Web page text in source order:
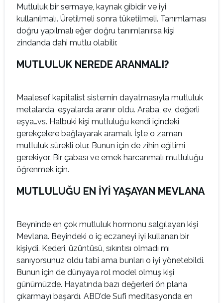
Mutluluk bir sermaye, kaynak gibidir ve iyi
kullanılmalı. Üretilmeli sonra tüketilmeli. Tanımlaması
doğru yapılmalı eğer doğru tanımlanırsa kişi
zindanda dahi mutlu olabilir.
MUTLULUK NEREDE ARANMALI?
Maalesef kapitalist sistemin dayatmasıyla mutluluk
metalarda, eşyalarda aranır oldu. Araba, ev, değerli
eşya…vs. Halbuki kişi mutluluğu kendi içindeki
gerekçelere bağlayarak aramalı. İşte o zaman
mutluluk sürekli olur. Bunun için de zihin eğitimi
gerekiyor. Bir çabası ve emek harcanmalı mutluluğu
öğrenmek için.
MUTLULUĞU EN İYİ YAŞAYAN MEVLANA
Beyninde en çok mutluluk hormonu salgılayan kişi
Mevlana. Beyindeki o iç eczaneyi iyi kullanan bir
kişiydi. Kederi, üzüntüsü, sıkıntısı olmadı mı
sanıyorsunuz oldu tabi ama bunları o iyi yönetebildi.
Bunun için de dünyaya rol model olmuş kişi
günümüzde. Hayatında bazı değerleri ön plana
çıkarmayı başardı. ABD’de Sufi meditasyonda en